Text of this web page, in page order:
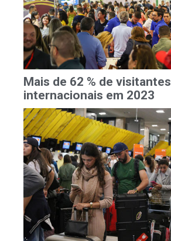
Mais de 62 % de visitantes
internacionais em 2023